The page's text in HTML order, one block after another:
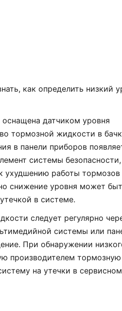
как определить низкий
датчиком уровня
тормозной жидкости в
в панели приборов
системы безопасности,
ухудшению работы тормозов
снижение уровня может
в системе.
следует регулярно
системы или
При обнаружении
производителем тормозную
на утечки в сервисном